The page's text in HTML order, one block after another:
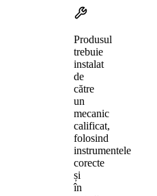
Produsul
trebuie
instalat
de
către
un
mecanic
calificat,
folosind
instrumentele
corecte
și
în